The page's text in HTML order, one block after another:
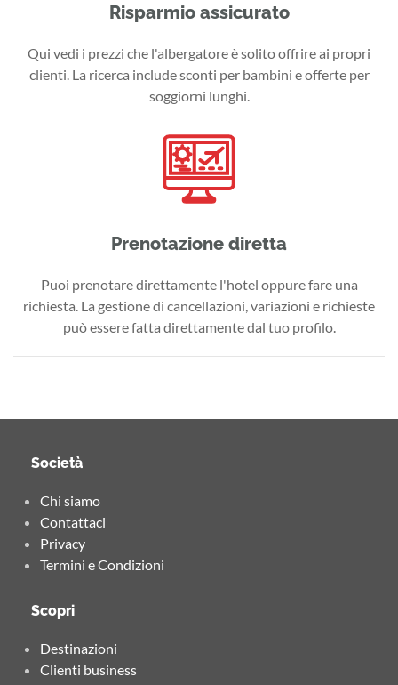
Risparmio assicurato
Qui vedi i prezzi che l'albergatore è solito offrire ai propri
clienti. La ricerca include sconti per bambini e offerte per
soggiorni lunghi.
Prenotazione diretta
Puoi prenotare direttamente l'hotel oppure fare una
richiesta. La gestione di cancellazioni, variazioni e richieste
può essere fatta direttamente dal tuo profilo.
Società
Chi siamo
Contattaci
Privacy
Termini e Condizioni
Scopri
Destinazioni
Clienti business